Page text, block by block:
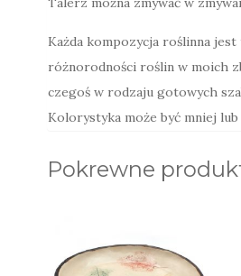
Każda kompozycja roślinna
różnorodności roślin w moich
czegoś w rodzaju gotowych
Kolorystyka może być mniej
Pokrewne